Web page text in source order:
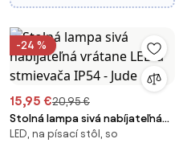
-24 %
15,95 €20,95 €
Stolná lampa sivá nabíjateľná
vrátane LED a stmievača IP54 -
LED, na písací stôl, so